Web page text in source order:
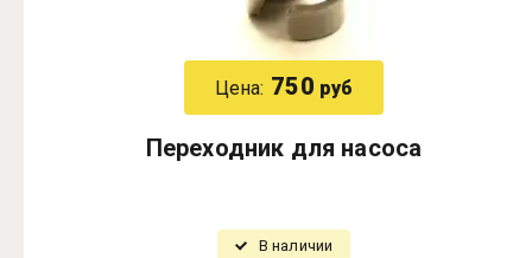
Цена: 750 руб
Переходник для насоса
В наличии